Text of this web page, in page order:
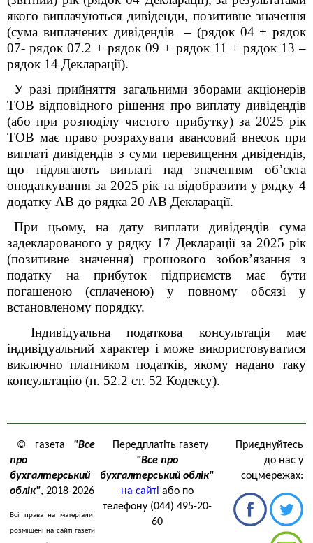
якого виплачуються дивіденди, позитивне значення
(сума виплачених дивідендів – (рядок 04 + рядок
07- рядок 07.2 + рядок 09 + рядок 11 + рядок 13 –
рядок 14 Декларації).
У разі прийняття загальними зборами акціонерів
ТОВ відповідного рішення про виплату дивідендів
(або при розподілу чистого прибутку) за 2025 рік
ТОВ має право розрахувати авансовий внесок при
виплаті дивідендів з суми перевищення дивідендів,
що підлягають виплаті над значенням об’єкта
оподаткування за 2025 рік та відобразити у рядку 4
додатку АВ до рядка 20 АВ Декларації.
При цьому, на дату виплати дивідендів сума
задекларованого у рядку 17 Декларації за 2025 рік
(позитивне значення) грошового зобов’язання з
податку на прибуток підприємств має бути
погашеною (сплаченою) у повному обсязі у
встановленому порядку.
Індивідуальна податкова консультація має
індивідуальний характер і може використовуватися
виключно платником податків, якому надано таку
консультацію (п. 52.2 ст. 52 Кодексу).
© газета "Все
про
бухгалтерський
облік", 2018-2026
Всі права на матеріали,
розміщені на сайті газети
Передплатіть газету
"Все про
бухгалтерський облік"
на сайті або по
телефону (044) 495-20-
60
Приєднуйтесь
до нас у
соцмережах: